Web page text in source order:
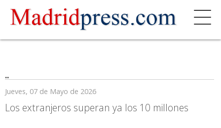
..
Jueves, 07 de Mayo de 2026
Los extranjeros superan ya los 10 millones